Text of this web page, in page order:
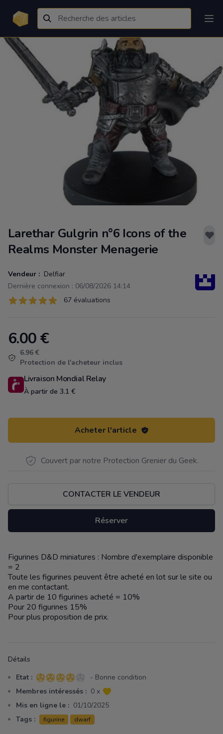
Larethar Gulgrin n°6 Icons of the
Realms Monster Menagerie
Vendeur : Delfiar
Dernière connexion : 06/08/2026 14:14
Évaluations
67 sur 5 étoiles 67 évaluations
Product information
6.00€
6.96 €
Protection de l'acheteur inclus
Livraison Mondial Relay
À partir de 3.1 €
Acheter l'article
Couvert par notre Protection Grenier du Geek.
CONTACTER LE VENDEUR
Réserver
Description
Figurines D&D miniatures : Nombre d'exemplaire disponible
= 2
Toute les figurines peuvent être acheté en lot sur le site ou
en me contactant.
A partir de 10 figurines acheté = 10%
Pour 20 figurines 15%
Pour plus proposition de prix.
Détails
Etat : 4 sur 5 étoiles
- Bonne condition
Membres intéressés : 0 x
Mis en ligne le : 01/10/2025
Tags :
figurine dwarf